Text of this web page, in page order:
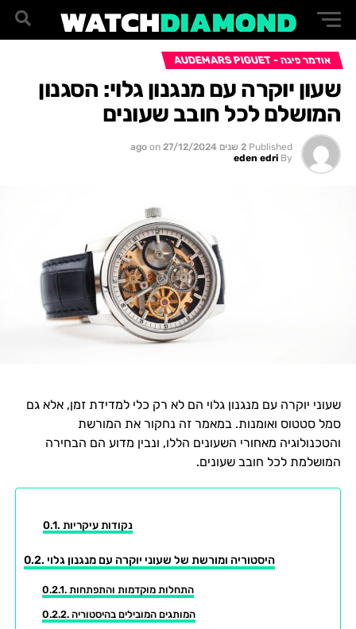
אודמר פיגה - AUDEMARS PIGUET
שעון יוקרה עם מנגנון גלוי: הסגנון
המושלם לכל חובב שעונים
Published 2 שנים ago on 27/12/2024
By
eden edri
שעוני יוקרה עם מנגנון גלוי הם לא רק כלי למדידת זמן, אלא גם
סמל סטטוס ואומנות. במאמר זה נחקור את המורשת
והטכנולוגיה מאחורי השעונים הללו, ונבין מדוע הם הבחירה
המושלמת לכל חובב שעונים.
נקודות עיקריות
היסטוריה ומורשת של שעוני יוקרה עם מנגנון גלוי
התחלות מוקדמות והתפתחות
המותגים המובילים בהיסטוריה